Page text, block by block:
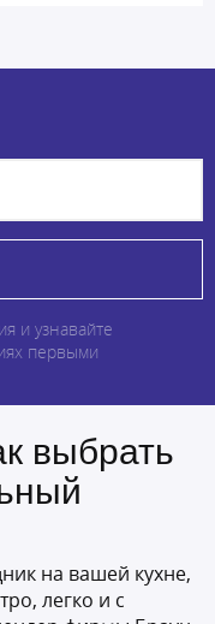
и узнавайте
первыми
выбрать
на вашей кухне,
легко и с